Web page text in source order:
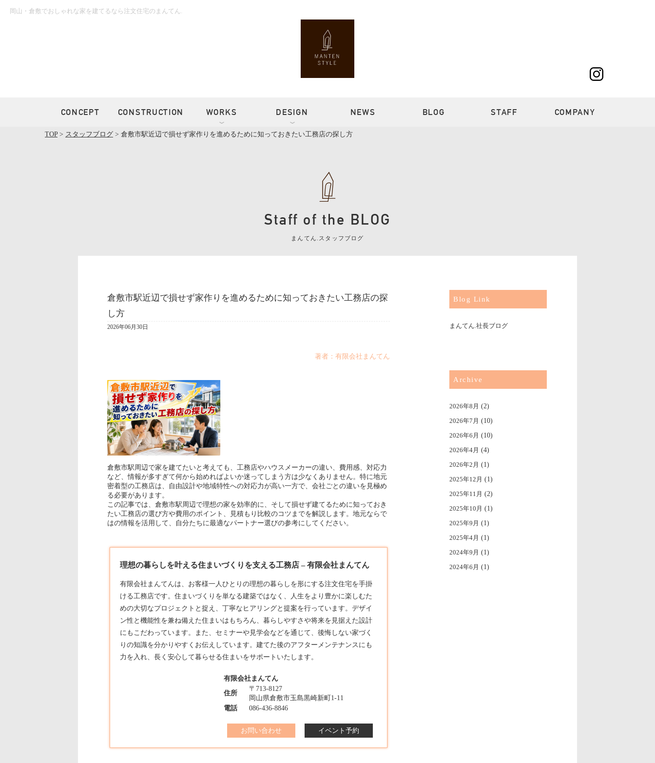
岡山・倉敷でおしゃれな家を建てるなら注文住宅のまんてん.
CONCEPT CONSTRUCTION WORKS DESIGN NEWS BLOG STAFF COMPANY
TOP> スタッフブログ > 倉敷市駅近辺で損せず家作りを進めるために知っておきたい工務店の探し方
Staff of the BLOG
まんてん.スタッフブログ
Blog Link
まんてん.社長ブログ
Archive
2026年8月 (2)
2026年7月 (10)
2026年6月 (10)
2026年4月 (4)
2026年2月 (1)
2025年12月 (1)
2025年11月 (2)
2025年10月 (1)
2025年9月 (1)
2025年4月 (1)
2024年9月 (1)
2024年6月 (1)
倉敷市駅近辺で損せず家作りを進めるために知っておきたい工務店の探
し方
2026年06月30日
著者：有限会社まんてん
倉敷市駅周辺で家を建てたいと考えても、工務店やハウスメーカーの違い、費用感、対応力
など、情報が多すぎて何から始めればよいか迷ってしまう方は少なくありません。特に地元
密着型の工務店は、自由設計や地域特性への対応力が高い一方で、会社ごとの違いを見極め
る必要があります。
この記事では、倉敷市駅周辺で理想の家を効率的に、そして損せず建てるために知っておき
たい工務店の選び方や費用のポイント、見積もり比較のコツまでを解説します。地元ならで
はの情報を活用して、自分たちに最適なパートナー選びの参考にしてください。
理想の暮らしを叶える住まいづくりを支える工務店 – 有限会社まんてん
有限会社まんてんは、お客様一人ひとりの理想の暮らしを形にする注文住宅を手掛
ける 工務店です。住まいづくりを単なる建築ではなく、人生をより豊かに楽しむた
めの大切なプロジェクトと捉え、丁寧なヒアリングと提案を行っています。デザイ
ン性と機能性を兼ね備えた住まいはもちろん、暮らしやすさや将来を見据えた設計
にもこだわっています。また、セミナーや見学会などを通じて、後悔しない家づく
りの知識を分かりやすくお伝えしています。建てた後のアフターメンテナンスにも
力を入れ、長く安心して暮らせる住まいをサポートいたします。
有限会社まんてん
住所
〒713-8127
岡山県倉敷市玉島黒崎新町1-11
電話
086-436-8846
お問い合わせ イベント予約